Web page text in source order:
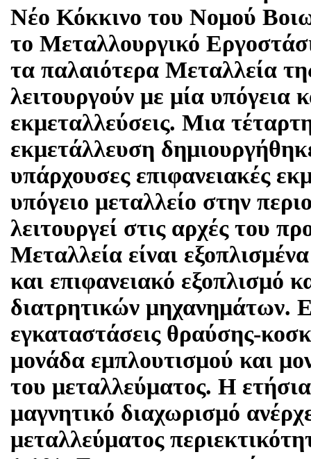
Νέο Κόκκινο του Νομού
το Μεταλλουργικό
τα παλαιότερα Μεταλλεία
λειτουργούν με μία υπόγεια
εκμεταλλεύσεις. Μια
εκμετάλλευση
υπάρχουσες επιφανειακές
υπόγειο μεταλλείο στην
λειτουργεί στις αρχές του
Μεταλλεία είναι
και επιφανειακό εξοπλισμό
διατρητικών μηχανημάτων.
εγκαταστάσεις θραύσης-
μονάδα εμπλουτισμού και
του μεταλλεύματος. Η
μαγνητικό διαχωρισμό
μεταλλεύματος